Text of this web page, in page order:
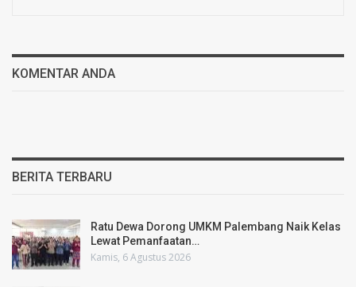
KOMENTAR ANDA
BERITA TERBARU
Ratu Dewa Dorong UMKM Palembang Naik Kelas
Lewat Pemanfaatan…
Kamis, 6 Agustus 2026